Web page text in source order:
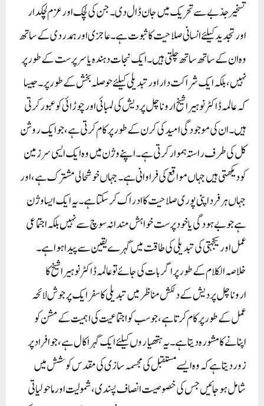
تسخیر جذبے سے تحریک میں جان ڈال دی۔ جن کی لچک اور عزم لچکدار
اور تجدید کیلئے انسانی صلاحیت کا ثبوت ہے۔ عاجزی اور ہمدردی کے ساتھ
وہ ان کے ساتھ ساتھ چلتی ہیں۔ ایک نجات دہندہ یا سرپرست کے طور پر
نہیں، بلکہ ایک شراکت دار اور تبدیلی کیلئے حوصلہ بخش کے طور پر۔ جیسا
کہ عالمہ ڈاکٹر نوہیرا شیخ اروناچل پردیش کی لمبائی اور چوڑائی کو عبور کرتی
ہیں۔ ان کی موجودگی امید کی کرن کے طور پر کام کرتی ہے، جو ایک روشن
کل کی طرف راستہ ہموار کرتی ہے۔ اپنے وژن میں وہ ایک ایسی سرزمین
کو دیکھتی ہیں جہاں مواقع کی فراوانی ہے۔ جہاں خوشحالی مشترک ہے، اور
جہاں ہر فرد اپنی پوری صلاحیت کا ادراک کر سکتا ہے۔ یہ ایک ایسا وژن
ہے جو بے ہودگی یا خود پرست خواہش مندانہ سوچ سے نہیں بلکہ اجتماعی
عمل اور یکجہتی کی تبدیلی کی طاقت میں گہرے یقین سے پیدا ہوا ہے۔
خلاصہ الکلام کے طور پر اگر بات کی جائے توعالمہ ڈاکٹر نوہیرا شیخ کا
اروناچل پردیش کے دلکش مناظر میں تبدیلی کا سفر ایک پرجوش لائحہ
عمل کے طور پر کام کرتا ہے، جو سب کو اجتماعیت کی اہمیت کے مشن کو
اپنانے کا مشورہ دیتا ہے۔ یہ ہتھیاروں کیلئے ایک گہرا کال ہے، جو افراد پر
زور دیتا ہے کہ وہ ایسے مستقبل کی مجسمہ سازی کی مقدس کوشش میں
شامل ہو جائیں جس کی خصوصیت انصاف پسندی، شمولیت اور ماحولیاتی